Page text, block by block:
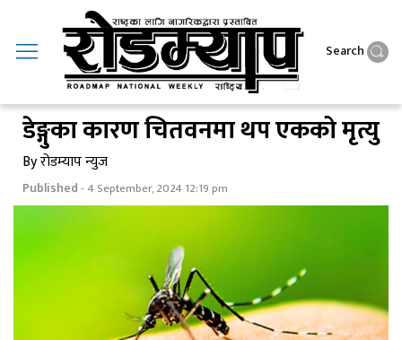
Search
डेङ्गुका कारण चितवनमा थप एकको मृत्यु
By रोडम्याप न्युज
Published- 4 September, 2024 12:19 pm